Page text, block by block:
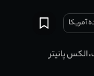
آمریکا
پانیتر